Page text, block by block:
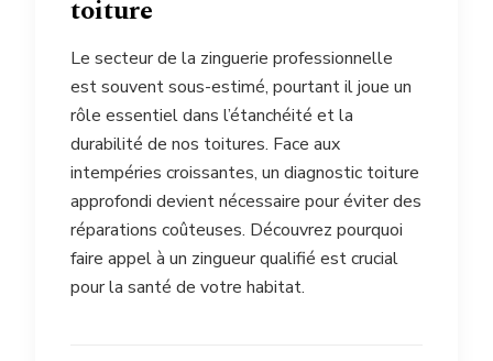
toiture
Le secteur de la zinguerie professionnelle
est souvent sous-estimé, pourtant il joue un
rôle essentiel dans l’étanchéité et la
durabilité de nos toitures. Face aux
intempéries croissantes, un diagnostic toiture
approfondi devient nécessaire pour éviter des
réparations coûteuses. Découvrez pourquoi
faire appel à un zingueur qualifié est crucial
pour la santé de votre habitat.